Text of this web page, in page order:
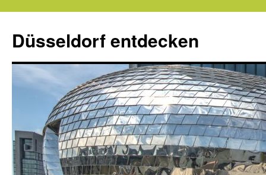
springen
Düsseldorf entdecken